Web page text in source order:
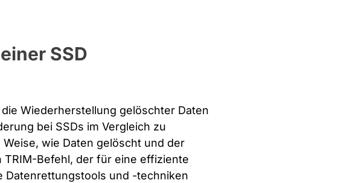
SSD
Wiederherstellung gelöschter Daten
bei SSDs im Vergleich zu
wie Daten gelöscht und der
Befehl, der für eine effiziente
Datenrettungstools und -techniken